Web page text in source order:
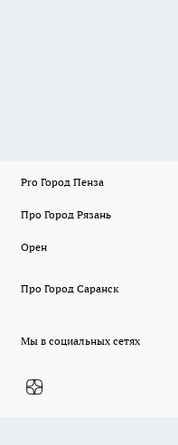
Pro Город Пенза
Про Город Рязань
Орен
Про Город Саранск
Мы в социальных сетях